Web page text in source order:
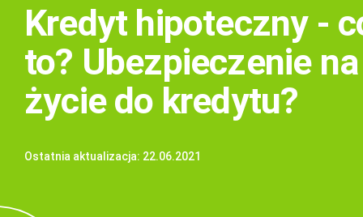
Kredyt hipoteczny -
to? Ubezpieczenie na
życie do kredytu?
Ostatnia aktualizacja: 22.06.2021